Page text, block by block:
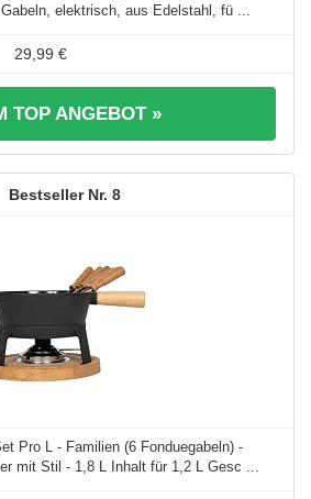
elektrisch, aus Edelstahl, fü ...
29,99 €
TOP ANGEBOT »
8
Pro L - Familien (6 Fonduegabeln) -
mit Stil - 1,8 L Inhalt für 1,2 L Gesc ...